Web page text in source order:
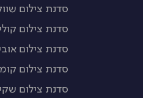
סדנת צילום
סדנת צילום
סדנת צילום
סדנת צילום
סדנת צילום